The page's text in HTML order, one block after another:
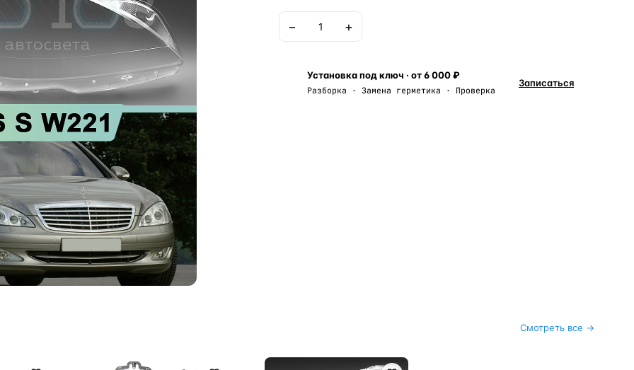
− +
Установка под ключ · от 6 000 ₽
Разборка · Замена герметика · Проверка
Записаться
Смотреть все →